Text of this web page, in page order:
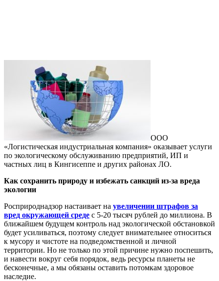
ООО
«Логистическая индустриальная компания» оказывает услуги
по экологическому обслуживанию предприятий, ИП и
частных лиц в Кингисеппе и других районах ЛО.
Как сохранить природу и избежать санкций из-за вреда
экологии
Росприроднадзор настаивает на увеличении штрафов за
вред окружающей среде с 5-20 тысяч рублей до миллиона. В
ближайшем будущем контроль над экологической обстановкой
будет усиливаться, поэтому следует внимательнее относиться
к мусору и чистоте на подведомственной и личной
территории. Но не только по этой причине нужно поспешить,
и навести вокруг себя порядок, ведь ресурсы планеты не
бесконечные, а мы обязаны оставить потомкам здоровое
наследие.